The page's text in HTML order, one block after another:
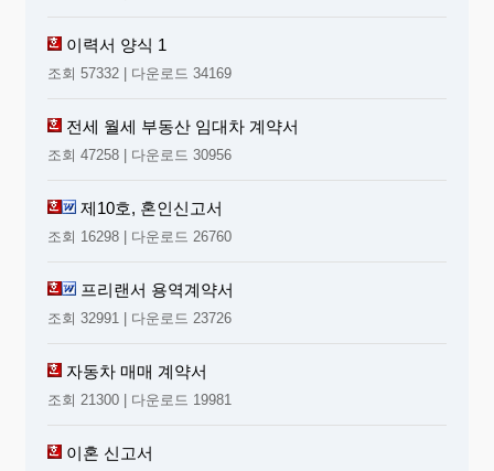
이력서 양식 1
조회 57332 | 다운로드 34169
전세 월세 부동산 임대차 계약서
조회 47258 | 다운로드 30956
제10호, 혼인신고서
조회 16298 | 다운로드 26760
프리랜서 용역계약서
조회 32991 | 다운로드 23726
자동차 매매 계약서
조회 21300 | 다운로드 19981
이혼 신고서